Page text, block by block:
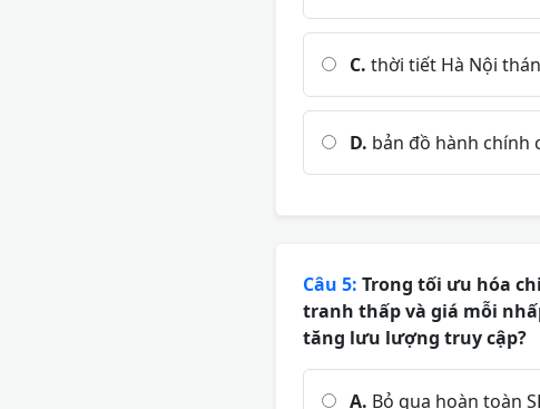
C. thời tiết Hà Nội
D. bản đồ hành chính
Câu 5: Trong tối ưu hóa
tranh thấp và giá mỗi
tăng lưu lượng truy cập?
A. Bỏ qua hoàn toàn